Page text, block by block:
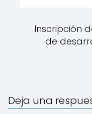
Inscripción
de
Deja una